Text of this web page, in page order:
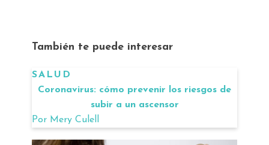
También te puede interesar
SALUD
Coronavirus: cómo prevenir los riesgos de
subir a un ascensor
Por Mery Culell